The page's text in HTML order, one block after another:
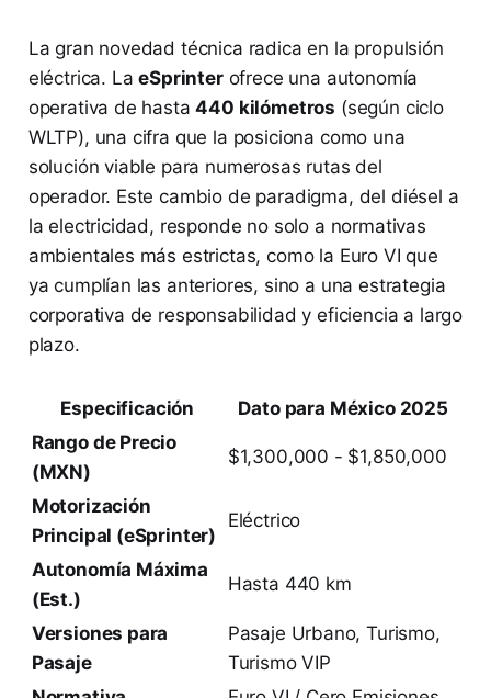
La gran novedad técnica radica en la propulsión
eléctrica. LaeSprinterofrece una autonomía
operativa de hasta440 kilómetros (según ciclo
WLTP), una cifra que la posiciona como una
solución viable para numerosas rutas del
operador. Este cambio de paradigma, del diésel a
la electricidad, responde no solo a normativas
ambientales más estrictas, como la Euro VI que
ya cumplían las anteriores, sino a una estrategia
corporativa de responsabilidad y eficiencia a largo
plazo.
Especificación
Dato para México 2025
Rango de Precio
(MXN)
$1,300,000 - $1,850,000
Motorización
Principal (eSprinter)
Eléctrico
Autonomía Máxima
(Est.)
Hasta 440 km
Versiones para
Pasaje
Pasaje Urbano, Turismo,
Turismo VIP